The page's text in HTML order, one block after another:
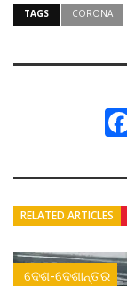
TAGS CORONA
RELATED ARTICLES
ଦେଶ-ଦେଶାନ୍ତର